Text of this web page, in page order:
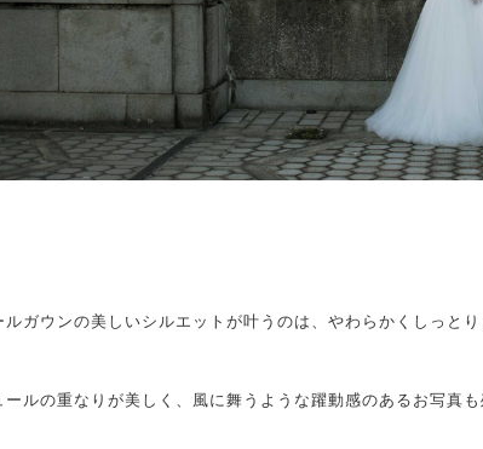
ルガウンの美しいシルエットが叶うのは、やわらかくしっと
ールの重なりが美しく、風に舞うような躍動感のあるお写真も